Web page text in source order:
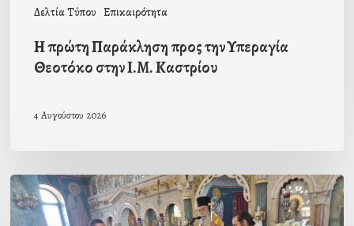
Δελτία Τύπου Επικαιρότητα
Η πρώτη Παράκληση προς την Υπεραγία
Θεοτόκο στην Ι.Μ. Καστρίου
4 Αυγούστου 2026
Αρχιερατικό
μνημόσυνο